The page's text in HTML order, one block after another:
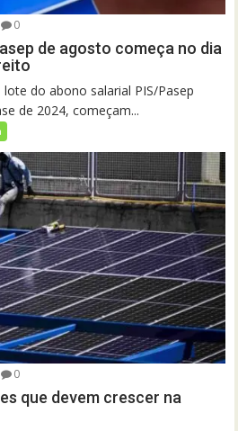
0
de agosto começa no dia
do abono salarial PIS/Pasep
de 2024, começam...
0
que devem crescer na